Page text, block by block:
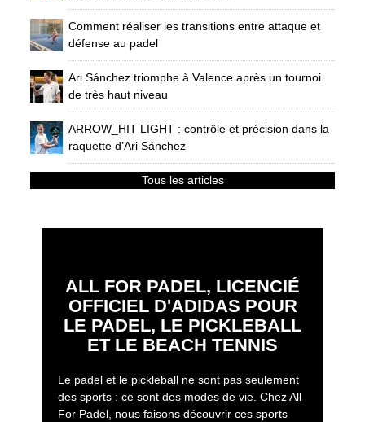
Comment réaliser les transitions entre attaque et
défense au padel
Ari Sánchez triomphe à Valence après un tournoi
de très haut niveau
ARROW_HIT LIGHT : contrôle et précision dans la
raquette d’Ari Sánchez
Tous les articles
ALL FOR PADEL, LICENCIÉ
OFFICIEL D'ADIDAS POUR
LE PADEL, LE PICKLEBALL
ET LE BEACH TENNIS
Le padel et le pickleball ne sont pas seulement
des sports : ce sont des modes de vie. Chez All
For Padel, nous faisons découvrir ces sports